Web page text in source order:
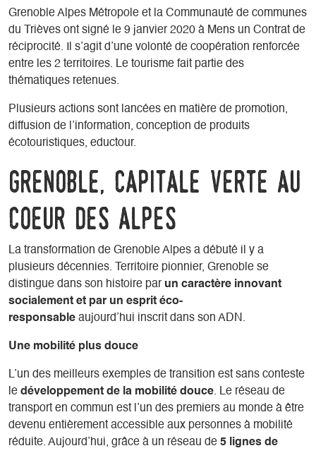
Grenoble Alpes Métropole et la Communauté de communes
du Trièves ont signé le 9 janvier 2020 à Mens un Contrat de
réciprocité. Il s’agit d’une volonté de coopération renforcée
entre les 2 territoires. Le tourisme fait partie des
thématiques retenues.
Plusieurs actions sont lancées en matière de promotion,
diffusion de l’information, conception de produits
écotouristiques, eductour.
GRENOBLE, CAPITALE VERTE AU
COEUR DES ALPES
La transformation de Grenoble Alpes a débuté il y a
plusieurs décennies. Territoire pionnier, Grenoble se
distingue dans son histoire par un caractère innovant
socialement et par un esprit éco-
responsable aujourd’hui inscrit dans son ADN.
Une mobilité plus douce
L’un des meilleurs exemples de transition est sans conteste
le développement de la mobilité douce. Le réseau de
transport en commun est l’un des premiers au monde à être
devenu entièrement accessible aux personnes à mobilité
réduite. Aujourd’hui, grâce à un réseau de 5 lignes de